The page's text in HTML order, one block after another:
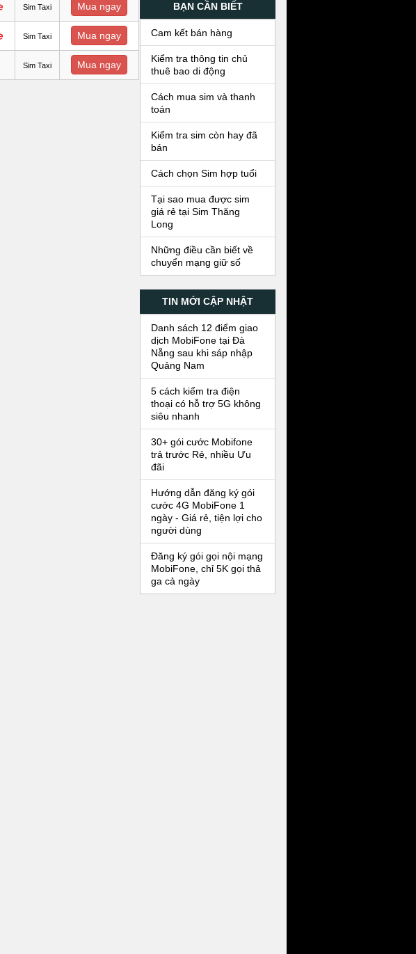
Sim Taxi Mua ngay
Sim Taxi Mua ngay
Sim Taxi Mua ngay
BẠN CẦN BIẾT
Cam kết bán hàng
Kiểm tra thông tin chủ
thuê bao di động
Cách mua sim và thanh
toán
Kiểm tra sim còn hay đã
bán
Cách chọn Sim hợp tuổi
Tại sao mua được sim
giá rẻ tại Sim Thăng
Long
Những điều cần biết về
chuyển mạng giữ số
TIN MỚI CẬP NHẬT
Danh sách 12 điểm giao
dịch MobiFone tại Đà
Nẵng sau khi sáp nhập
Quảng Nam
5 cách kiểm tra điện
thoại có hỗ trợ 5G không
siêu nhanh
30+ gói cước Mobifone
trả trước Rẻ, nhiều Ưu
đãi
Hướng dẫn đăng ký gói
cước 4G MobiFone 1
ngày - Giá rẻ, tiện lợi cho
người dùng
Đăng ký gói gọi nội mạng
MobiFone, chỉ 5K gọi thả
ga cả ngày